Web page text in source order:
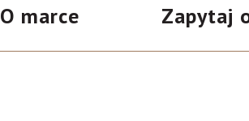
klienta
ml
O marce Zapytaj